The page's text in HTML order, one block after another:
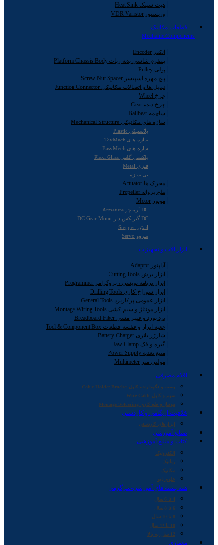
هیت سینک Heat Sink
وریستور VDR Varistor
قطعات مکانیک
Mechanic Components
انکدر Encoder
پلتفرم شاسی بدنه ربات Platform Chassis Body
پولی Pulley
پیچ مهره اسپیسر Screw Nut Spacer
تبدیل ها و اتصالات مکانیکی Junction Connector
چرخ Wheel
چرخ دنده Gear
ساچمه Ballbear
سازه های مکانیکی Mechanical Structure
پلاستیکی Plastic
سازه های ToyMech
سازه های EasyMech
پلکسی گلس Plexi Glass
فلزی Metal
نی سازه
محرک ها Actuator
ملخ پروانه Propeller
موتور Motor
DC آرمیچر Armature
DC گیربکس دار DC Gear Motor
استپر Stepper
سروو Servo
ابزار آلات و تجهیزات
آداپتور Adaptor
ابزار برش Cutting Tools
ابزار برنامه نویسی ، پروگرامر Programmer
ابزار سوراخ کاری Drilling Tools
ابزار عمومی پرکاربرد General Tools
ابزار مونتاژ و سیم کشی Montage Wiring Tools
برد بورد و فیبر مسی Breadboard Fiber
جعبه ابزار و قفسه قطعات Tool & Component Box
شارژر باتری Battery Charger
گیره و فک Jaw Clamp
منبع تغذیه Power Supply
مولتی متر Multimeter
اقلام مصرفی
بست و نگهدارنده کابل Cable Holder Bracket
سیم و کابل Wire Cable
مونتاژ و قلع کاری Montage Soldering
خلاقیت اریگامی و کاردستی
ابزارهای کاردستی
صنایع آموزشی
کتاب و منابع آموزشی
الکترونیک
رباتیک
مکانیک
علوم پایه
همه بسته های آموزشی-سرگرمی
4 تا 6 سال
6 تا 8 سال
8 تا 10 سال
10 تا 12 سال
12 سال به بالا
معماری